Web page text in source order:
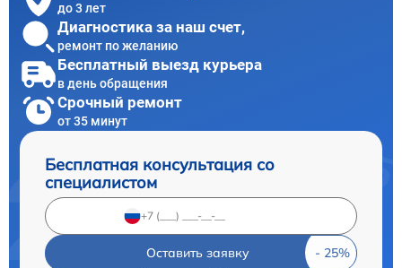
до 3 лет
Диагностика за наш счет,
ремонт по желанию
Бесплатный выезд курьера
в день обращения
Срочный ремонт
от 35 минут
Бесплатная консультация со
специалистом
Оставить заявку